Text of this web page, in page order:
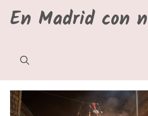
En Madrid con